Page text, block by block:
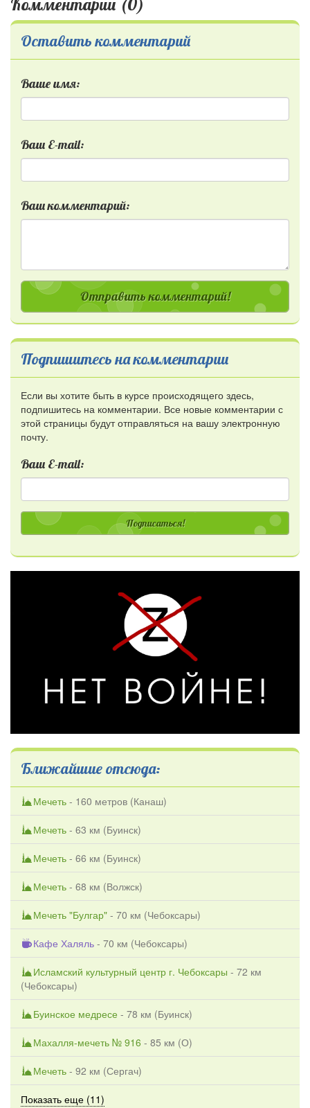
Комментарии (0)
Оставить комментарий
Ваше имя:
Ваш E-mail:
Ваш комментарий:
Отправить комментарий!
Подпишитесь на комментарии
Если вы хотите быть в курсе происходящего здесь,
подпишитесь на комментарии. Все новые комментарии с
этой страницы будут отправляться на вашу электронную
почту.
Ваш E-mail:
Подписаться!
Ближайшие отсюда:
Мечеть - 160 метров (Канаш)
Мечеть - 63 км (Буинск)
Мечеть - 66 км (Буинск)
Мечеть - 68 км (Волжск)
Мечеть "Булгар" - 70 км (Чебоксары)
Кафе Халяль - 70 км (Чебоксары)
Исламский культурный центр г. Чебоксары - 72 км
(Чебоксары)
Буинское медресе - 78 км (Буинск)
Махалля-мечеть № 916 - 85 км (О)
Мечеть - 92 км (Сергач)
Показать еще (11)